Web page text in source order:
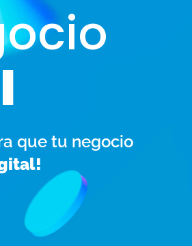
que tu negocio